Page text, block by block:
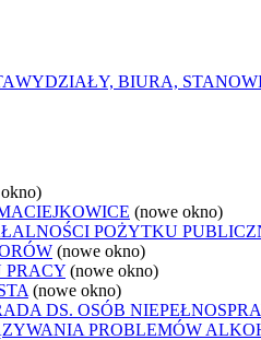
WYDZIAŁY, BIURA,
(nowe okno)
POŻYTKU
(nowe okno)
PRACY (nowe okno)
(nowe okno)
DS. OSÓB
PROBLEMÓW